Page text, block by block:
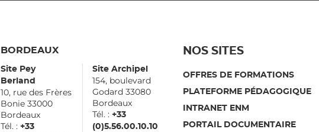
BORDEAUX
Site Pey
Berland
10, rue des Frères
Bonie 33000
Bordeaux
Tél. : +33
Site Archipel
154, boulevard
Godard 33080
Bordeaux
Tél. : +33
(0)5.56.00.10.10
NOS SITES
OFFRES DE FORMATIONS
PLATEFORME PÉDAGOGIQUE
INTRANET ENM
PORTAIL DOCUMENTAIRE